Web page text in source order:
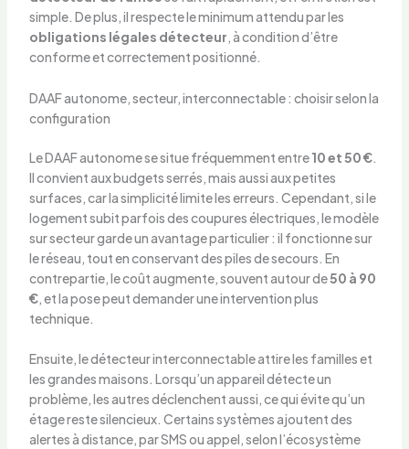
simple. De plus, il respecte le minimum attendu par les
obligations légales détecteur, à condition d’être
conforme et correctement positionné.
DAAF autonome, secteur, interconnectable : choisir selon la
configuration
Le DAAF autonome se situe fréquemment entre10 et 50 €.
Il convient aux budgets serrés, mais aussi aux petites
surfaces, car la simplicité limite les erreurs. Cependant, si le
logement subit parfois des coupures électriques, le modèle
sur secteur garde un avantage particulier : il fonctionne sur
le réseau, tout en conservant des piles de secours. En
contrepartie, le coût augmente, souvent autour de50 à 90
€, et la pose peut demander une intervention plus
technique.
Ensuite, le détecteur interconnectable attire les familles et
les grandes maisons. Lorsqu’un appareil détecte un
problème, les autres déclenchent aussi, ce qui évite qu’un
étage reste silencieux. Certains systèmes ajoutent des
alertes à distance, par SMS ou appel, selon l’écosystème